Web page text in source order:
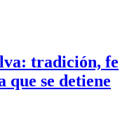
tradición, fe
que se detiene